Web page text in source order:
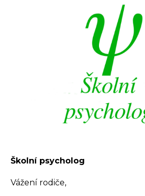
Školní psycholog
Vážení rodiče,